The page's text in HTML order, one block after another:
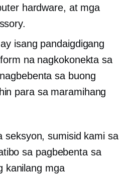
hardware, at mga
isang pandaigdigang
na nagkokonekta sa
sa buong
para sa maramihang
seksyon, sumisid kami sa
sa pagbebenta sa
kanilang mga